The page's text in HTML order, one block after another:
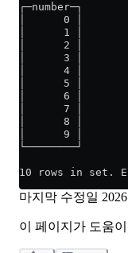
┌─number─┐
│      0 │
│      1 │
│      2 │
│      3 │
│      4 │
│      5 │
│      6 │
│      7 │
│      8 │
│      9 │
└────────┘
10 rows in set.
마지막 수정일
이 페이지가 도움